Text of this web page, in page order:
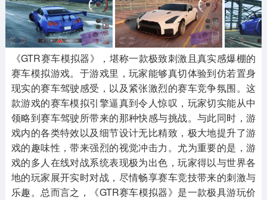
485款应用
446款应用
34款应用
三国游戏
3934款应用
我的世界
69款应用
像素游戏
700款应用
其他
982款应用
末日游戏
1407款应用
pc游戏
3450款应用
游戏攻略
63款应用
软件教程
8款应用
热点新闻
8款应用
《GTR赛车模拟器》，堪称一款极致刺激且真实感爆棚的
赛车模拟游戏。于游戏里，玩家能够真切体验到仿若置身
现实的赛车驾驶感受，以及紧张激烈的赛车竞争氛围。这
款游戏的赛车模拟引擎逼真到令人惊叹，玩家切实能从中
领略到赛车驾驶所带来的那种快感与挑战。与此同时，游
戏内的各类特效以及细节设计无比精致，极大地提升了游
戏的趣味性，带来强烈的视觉冲击力。尤为重要的是，游
戏的多人在线对战系统表现极为出色，玩家得以与世界各
地的玩家展开实时对战，尽情畅享赛车竞技带来的刺激与
乐趣。总而言之，《GTR赛车模拟器》是一款极具游玩价